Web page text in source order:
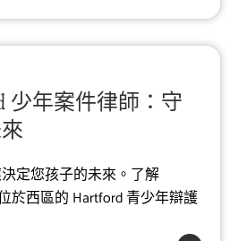
少年案件律師：守
定您孩子的未來。了解
於西區的 Hartford 青少年辯護